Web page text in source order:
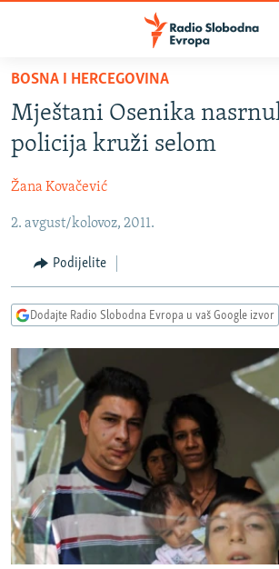
Pređite
glavni
sadržaj
Pređite
na
navigaciju
Pređite
pretragu
BOSNA I HERCEGOVINA
SRBIJA
KOSOVO
CRNA GORA
VIZUELNO
FOTOGALERIJE
INFOGRAFIKE
PODCASTI
RAT U UKRAJINI
KINA NA BALKANU
RSE PRIČE IZ SVIJETA
ISPRIČAJ MI
DNEVNO@RSE
SPECIJALI RSE
VIŠE OD NASLOVA
GENOCID U SREBRENICI
PRATITE NAS
BOSNA I HERCEGOVINA
Mještani Osenika
policija kruži selom
Žana Kovačević
2. avgust/kolovoz, 2011.
Podijelite
Dodajte Radio Slobodna Evropa u vaš Google izvor